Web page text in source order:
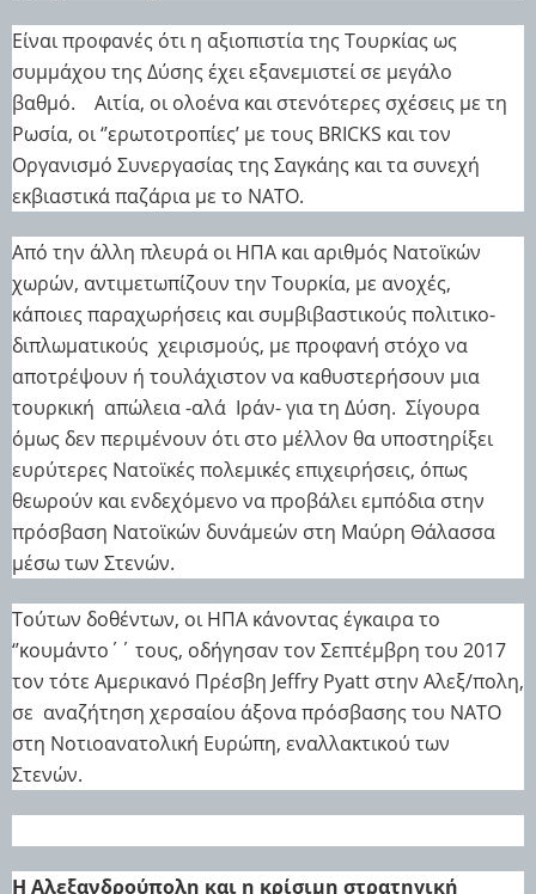
Είναι προφανές ότι η αξιοπιστία της Τουρκίας ως
συμμάχου της Δύσης έχει εξανεμιστεί σε μεγάλο
βαθμό.
Αιτία, οι ολοένα και στενότερες σχέσεις με τη
Ρωσία, οι ‘’ερωτοτροπίες’ με τους BRICKS και τον
Οργανισμό Συνεργασίας της Σαγκάης και τα συνεχή
εκβιαστικά παζάρια με το ΝΑΤΟ.
Από την άλλη πλευρά οι ΗΠΑ και αριθμός Νατοϊκών
χωρών, αντιμετωπίζουν την Τουρκία, με ανοχές,
κάποιες παραχωρήσεις και συμβιβαστικούς πολιτικο-
διπλωματικούς χειρισμούς, με προφανή στόχο να
αποτρέψουν ή τουλάχιστον να καθυστερήσουν μια
τουρκική απώλεια -αλά Ιράν- για τη Δύση. Σίγουρα
όμως δεν περιμένουν ότιστο μέλλον θα υποστηρίξει
ευρύτερες Νατοϊκές πολεμικές επιχειρήσεις, όπως
θεωρούν και ενδεχόμενο να προβάλει εμπόδια στην
πρόσβαση Νατοϊκών δυνάμεών στη Μαύρη Θάλασσα
μέσω των Στενών.
Τούτων δοθέντων, οι ΗΠΑ κάνοντας έγκαιρα το
‘’κουμάντο΄΄ τους, οδήγησαν τον Σεπτέμβρη του 2017
τον τότε Αμερικανό Πρέσβη Jeffry Pyatt στην Αλεξ/πολη,
σε αναζήτηση χερσαίου άξονα πρόσβασης του ΝΑΤΟ
στη Νοτιοανατολική Ευρώπη, εναλλακτικού των
Στενών.
Η Αλεξανδρούπολη και η κρίσιμη στρατηγική